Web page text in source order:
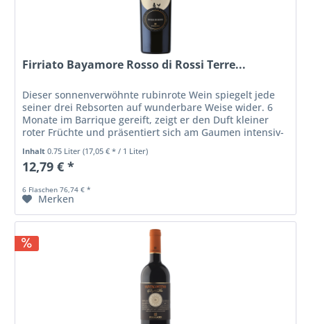
Firriato Bayamore Rosso di Rossi Terre...
Dieser sonnenverwöhnte rubinrote Wein spiegelt jede
seiner drei Rebsorten auf wunderbare Weise wider. 6
Monate im Barrique gereift, zeigt er den Duft kleiner
roter Früchte und präsentiert sich am Gaumen intensiv-
aromatisch und auffallend...
Inhalt0.75 Liter(17,05 € * / 1 Liter)
12,79 € *
6 Flaschen 76,74 € *
Merken